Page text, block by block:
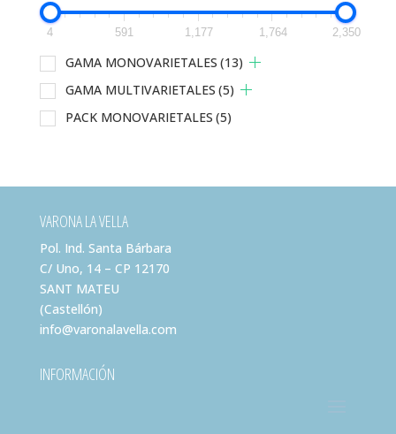
4 591 1,177 1,764 2,350
GAMA MONOVARIETALES (13)
GAMA MULTIVARIETALES (5)
PACK MONOVARIETALES (5)
VARONA LA VELLA
Pol. Ind. Santa Bárbara
C/ Uno, 14 – CP 12170
SANT MATEU
(Castellón)
info@varonalavella.com
INFORMACIÓN